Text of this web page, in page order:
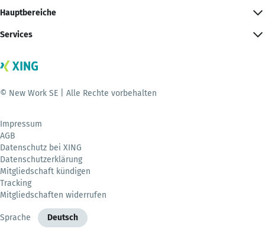
Hauptbereiche
Services
© New Work SE | Alle Rechte vorbehalten
Impressum
AGB
Datenschutz bei XING
Datenschutzerklärung
Mitgliedschaft kündigen
Tracking
Mitgliedschaften widerrufen
Sprache Deutsch